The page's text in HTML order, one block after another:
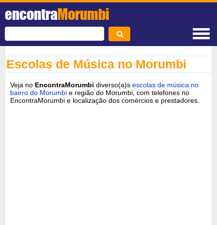
encontraMorumbi
Escolas de Música no Morumbi
Veja no EncontraMorumbi diverso(a)sescolas de música no
bairro do Morumbi e região do Morumbi, com telefones no
EncontraMorumbi e localização dos comércios e prestadores.